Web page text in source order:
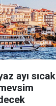
ayı sıcak